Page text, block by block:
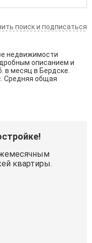
поиск и подписаться
недвижимости
описанием и
в месяц в Бердске.
Средняя общая
квартиры.